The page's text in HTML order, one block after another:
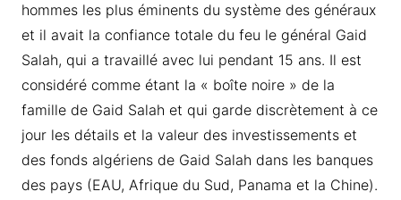
hommes les plus éminents du système des généraux
et il avait la confiance totale du feu le général Gaid
Salah, qui a travaillé avec lui pendant 15 ans. Il est
considéré comme étant la « boîte noire » de la
famille de Gaid Salah et qui garde discrètement à ce
jour les détails et la valeur des investissements et
des fonds algériens de Gaid Salah dans les banques
des pays (EAU, Afrique du Sud, Panama et la Chine).